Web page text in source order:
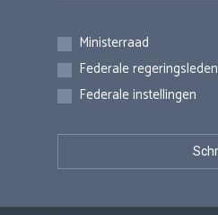
Inschrijvingen
Ministerraad
Federale regeringsleden
Federale instellingen